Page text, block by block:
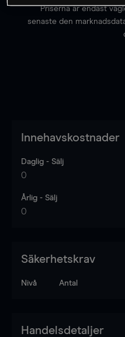
Priserna är endast
senaste den
Innehavskostnader
Daglig - Sälj
0
Årlig - Sälj
0
Säkerhetskrav
Nivå Antal
Handelsdetaljer